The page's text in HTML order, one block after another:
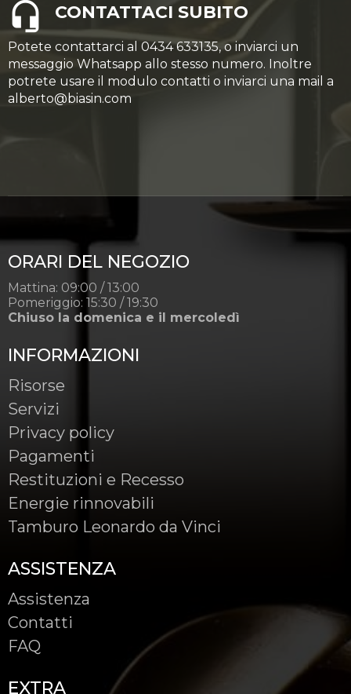
CONTATTACI SUBITO
Potete contattarci al 0434 633135, o inviarci un
messaggio Whatsapp allo stesso numero. Inoltre
potrete usare il modulo contatti o inviarci una mail a
alberto@biasin.com
ORARI DEL NEGOZIO
Mattina: 09:00 / 13:00
Pomeriggio: 15:30 / 19:30
Chiuso la domenica e il mercoledì
INFORMAZIONI
Risorse
Servizi
Privacy policy
Pagamenti
Restituzioni e Recesso
Energie rinnovabili
Tamburo Leonardo da Vinci
ASSISTENZA
Assistenza
Contatti
FAQ
EXTRA